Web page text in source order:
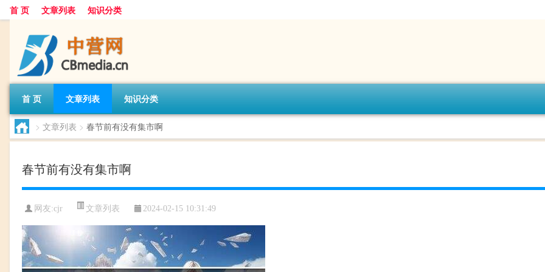
首 页 文章列表 知识分类
首 页 文章列表 知识分类
> 文章列表 > 春节前有没有集市啊
春节前有没有集市啊
网友:cjr 文章列表 2024-02-15 10:31:49